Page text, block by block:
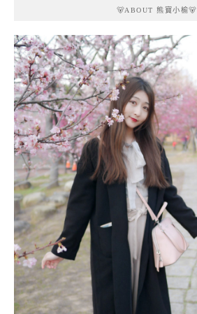
🐻ABOUT 熊寶小榆🐻